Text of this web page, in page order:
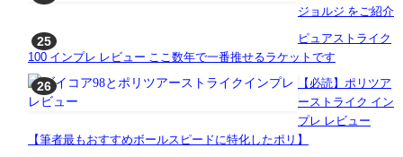
ジョルジ をご紹介
ピュアストライク
100 インプレ レビュー ここ数年で一番推せるラケットです
【必読】ポリツア
ーストライク イン
プレ レビュー
【筆者最もおすすめボールスピードに特化したポリ】